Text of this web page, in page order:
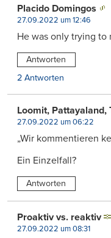
Placido Domingos
27.09.2022 um 12:46
He was only trying to
Antworten
2 Antworten
Loomit, Pattayaland,
27.09.2022 um 06:22
„Wir kommentieren
Ein Einzelfall?
Antworten
Proaktiv vs. reaktiv
27.09.2022 um 08:31